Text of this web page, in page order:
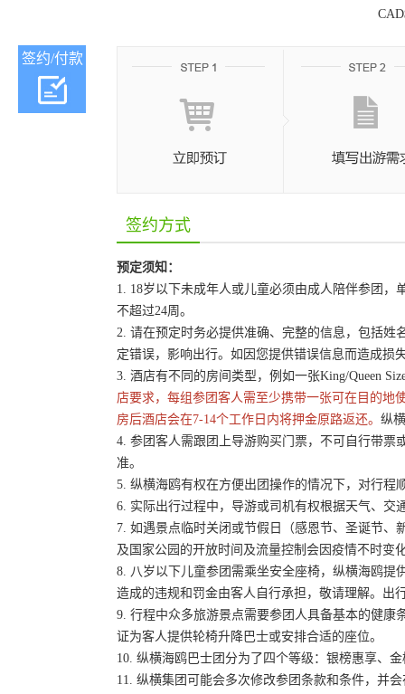
签约/付款
签约方式
预定须知：
1. 18岁以下未成年人或儿童必须由成人陪伴参团
不超过24周。
2. 请在预定时务必提供准确、完整的信息，包括
定错误，影响出行。如因您提供错误信息而造成损
3. 酒店有不同的房间类型，例如一张King/Queen
店要求，每组参团客人需至少携带一张可在目的地
房后酒店会在7-14个工作日内将押金原路返还。 纵
4. 参团客人需跟团上导游购买门票，不可自行带票
准。
5. 纵横海鸥有权在方便出团操作的情况下，对行
6. 实际出行过程中，导游或司机有权根据天气、
7. 如遇景点临时关闭或节假日（感恩节、圣诞节
及国家公园的开放时间及流量控制会因疫情不时变
8. 八岁以下儿童参团需乘坐安全座椅，纵横海鸥提
造成的违规和罚金由客人自行承担，敬请理解。出
9. 行程中众多旅游景点需要参团人具备基本的健
证为客人提供轮椅升降巴士或安排合适的座位。
10. 纵横海鸥巴士团分为了四个等级：银榜惠享、
11. 纵横集团可能会多次修改参团条款和条件，并